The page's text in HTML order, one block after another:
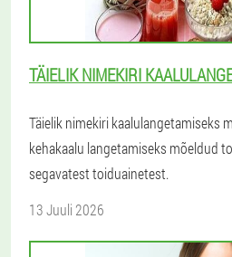
TÄIELIK NIMEKIRI
Täielik nimekiri kaalulangetamiseks
kehakaalu langetamiseks mõeldud
segavatest toiduainetest.
13 Juuli 2026